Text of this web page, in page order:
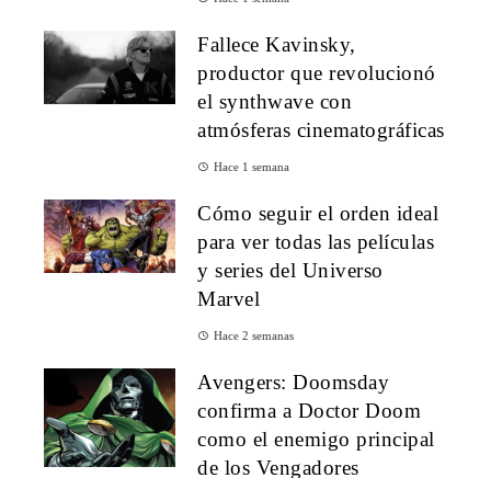
Fallece Kavinsky,
productor que revolucionó
el synthwave con
atmósferas cinematográficas
Hace 1 semana
Cómo seguir el orden ideal
para ver todas las películas
y series del Universo
Marvel
Hace 2 semanas
Avengers: Doomsday
confirma a Doctor Doom
como el enemigo principal
de los Vengadores